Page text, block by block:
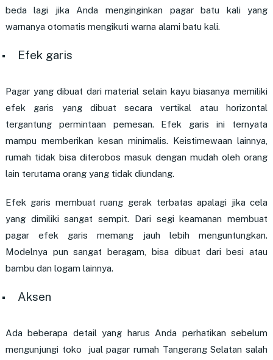
beda lagi jika Anda menginginkan pagar batu kali yang
warnanya otomatis mengikuti warna alami batu kali.
Efek garis
Pagar yang dibuat dari material selain kayu biasanya memiliki
efek garis yang dibuat secara vertikal atau horizontal
tergantung permintaan pemesan. Efek garis ini ternyata
mampu memberikan kesan minimalis. Keistimewaan lainnya,
rumah tidak bisa diterobos masuk dengan mudah oleh orang
lain terutama orang yang tidak diundang.
Efek garis membuat ruang gerak terbatas apalagi jika cela
yang dimiliki sangat sempit. Dari segi keamanan membuat
pagar efek garis memang jauh lebih menguntungkan.
Modelnya pun sangat beragam, bisa dibuat dari besi atau
bambu dan logam lainnya.
Aksen
Ada beberapa detail yang harus Anda perhatikan sebelum
mengunjungi toko jual pagar rumah Tangerang Selatansalah